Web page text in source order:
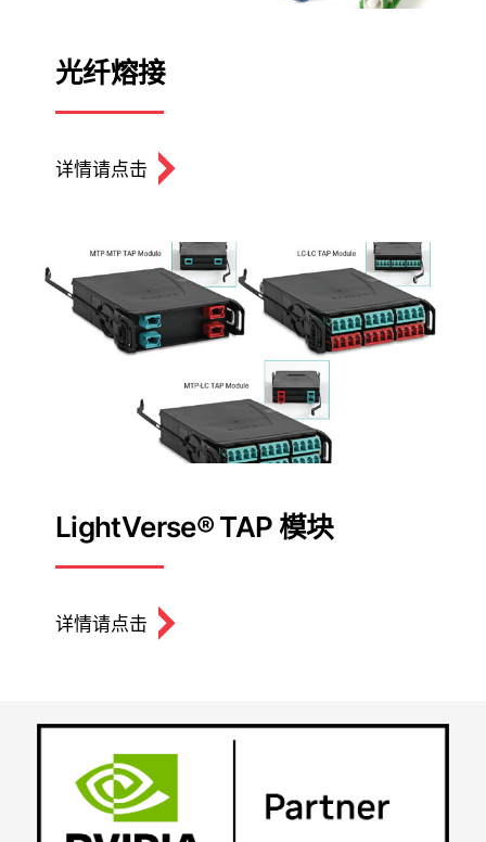
光纤熔接
详情请点击
LightVerse® TAP 模块
详情请点击